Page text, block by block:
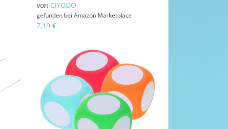
von CIYODO
gefunden bei Amazon Marketplace
7,19 €